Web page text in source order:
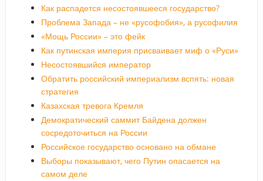
Как распадется несостоявшееся государство?
Проблема Запада – не «русофобия», а русофилия
«Мощь России» – это фейк
Как путинская империя присваивает миф о «Руси»
Несостоявшийся император
Обратить российский империализм вспять: новая
стратегия
Казахская тревога Кремля
Демократический саммит Байдена должен
сосредоточиться на России
Российское государство основано на обмане
Выборы показывают, чего Путин опасается на
самом деле